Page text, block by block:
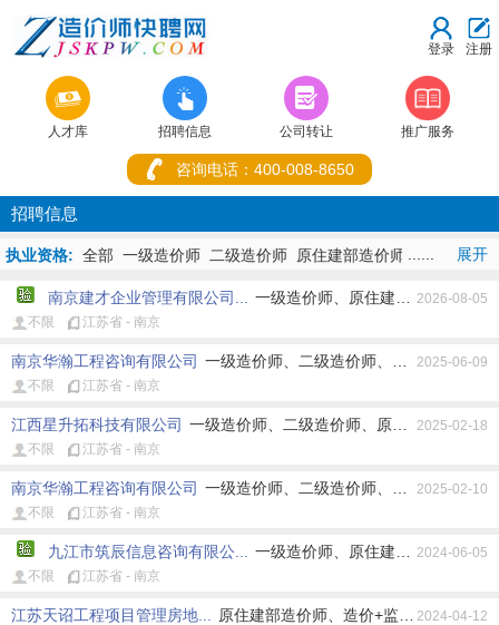
登录 注册

人才库

招聘信息

公司转让 推广服务
咨询电话：400-008-8650
招聘信息
展开
执业资格: 全部 一级造价师 二级造价师 原住建部造价师
原水利部造
师 造价+监理师
地址:
全部 重庆市 湖北省
内蒙古 辽宁省 吉林省 黑龙江省 江苏省 浙江省 安徽省 福建
省
江西省 山东省
港 澳门 台湾省
工作性质: 全部 不限
南京建才企业管理有限公司... 一级造价师、原住建部造价师、其
2026-08-05
不限
江苏省 - 南京
南京华瀚工程咨询有限公司 一级造价师、二级造价师、原住建部造价
2025-06-09
不限
江苏省 - 南京
江西星升拓科技有限公司 一级造价师、二级造价师、原住建部造价师
2025-02-18
不限
江苏省 - 南京
南京华瀚工程咨询有限公司 一级造价师、二级造价师、原住建部造价
2025-02-10
不限
江苏省 - 南京
九江市筑辰信息咨询有限公... 一级造价师、原住建部造价师、原
2024-06-05
不限
江苏省 - 南京
江苏天诏工程项目管理房地... 原住建部造价师、造价+监理师2024-04-12